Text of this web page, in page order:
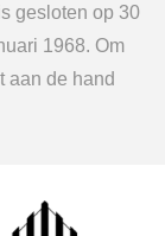
gesloten op 30
1968. Om
aan de hand